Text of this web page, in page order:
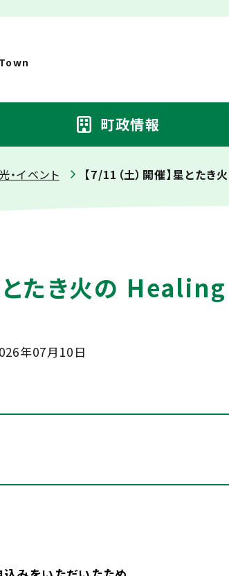
町政情報
・イベント 【7/11（土）開催】星と
とたき火の
年07月10日